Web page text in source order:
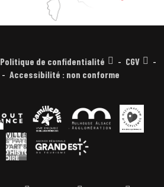
Politique de confidentialité
CGV
Accessibilité : non conforme